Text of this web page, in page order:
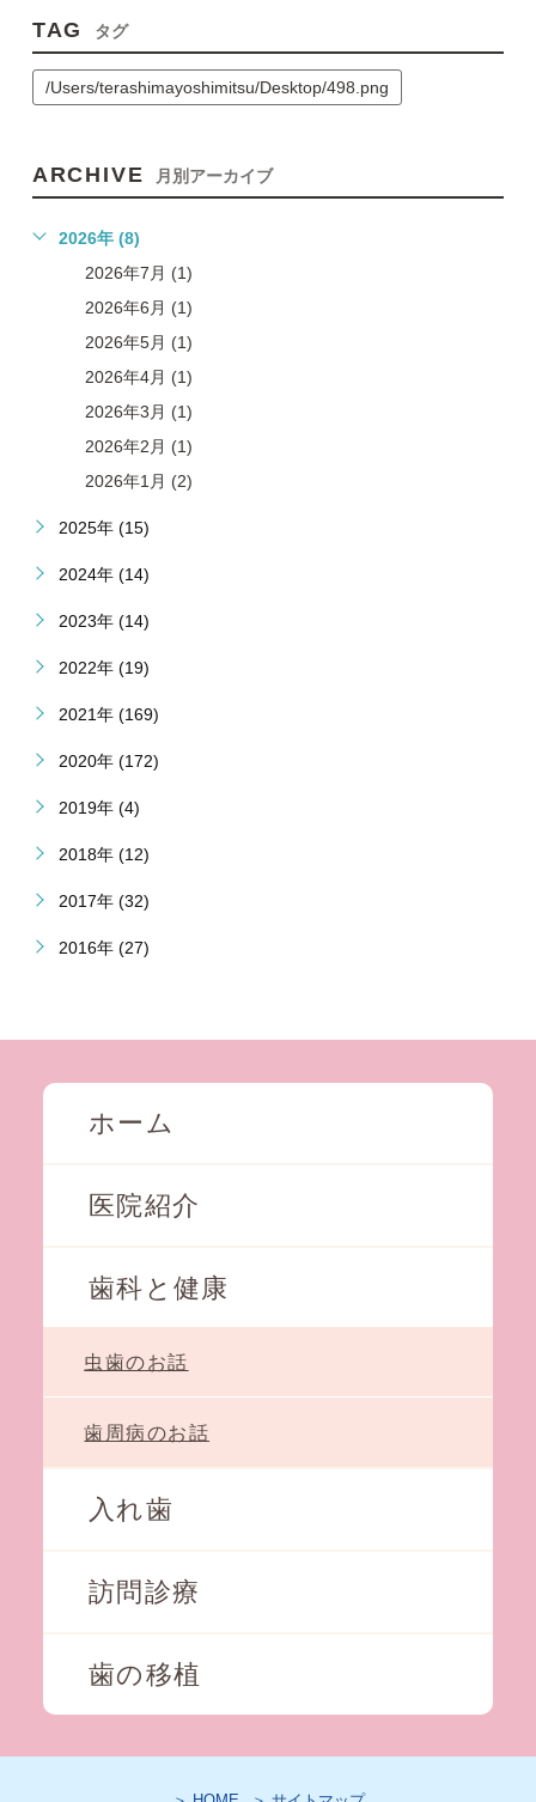
TAG タグ
/Users/terashimayoshimitsu/Desktop/498.png
ARCHIVE 月別アーカイブ
2026年 (8)
2026年7月 (1)
2026年6月 (1)
2026年5月 (1)
2026年4月 (1)
2026年3月 (1)
2026年2月 (1)
2026年1月 (2)
2025年 (15)
2024年 (14)
2023年 (14)
2022年 (19)
2021年 (169)
2020年 (172)
2019年 (4)
2018年 (12)
2017年 (32)
2016年 (27)
ホーム
医院紹介
歯科と健康
虫歯のお話
歯周病のお話
入れ歯
訪問診療
歯の移植